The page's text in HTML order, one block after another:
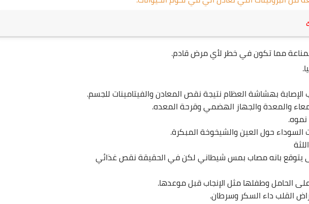
مما تكون في خطر لأي مرض قادم.
بهشاشة العظام نتيجة نقص المعادن والفيتامينات للجسم.
والمعدة والجهاز الهضمي وقرحة المعده.
السوداء حول العين والشيخوخة المبكرة.
يتوقع بانه مصاب بمس شيطاني لكن في الحقيقة نقص غذائي
الحامل وطفلها مثل الإنجاب قبل موعدها.
القلب داء السكر وسرطان.